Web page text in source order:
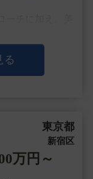
していき、患者
クローズドのク
る
東京都
新宿区
万円～